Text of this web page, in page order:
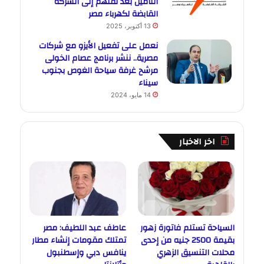
القابضة لكهرباء مصر
13 أكتوبر، 2025
نعمل على تفعيل الأيزو مع شركات
مصرية.. ننشر برنامج عصام الخولى
مرشح غرفة سياحة الغوص بجنوب
سيناء
14 مايو، 2024
اخر الاخبار
السياحة تستلم فاتورة زهور
بقيمة 2500 جنيه من إحدى
محلات التنسيق الزهري
عاطف عبد اللطيف: مصر
تمتلك مقومات إنشاء مطار
ينافس دبي وإسطنبول